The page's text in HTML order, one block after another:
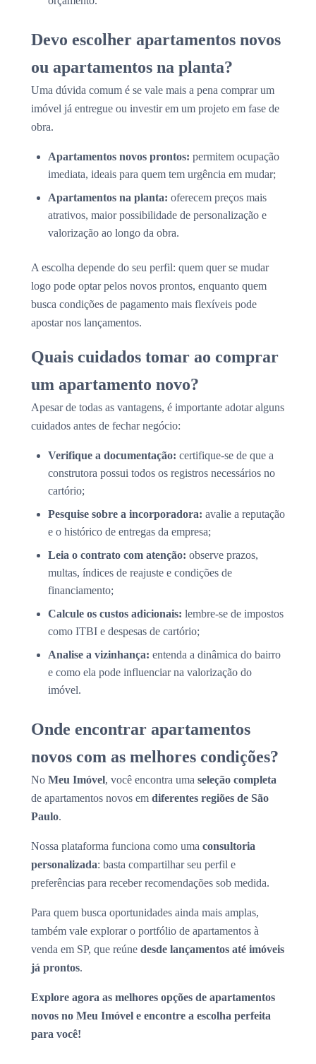
Devo escolher apartamentos novos
ou apartamentos na planta?
Uma dúvida comum é se vale mais a pena comprar um
imóvel já entregue ou investir em um projeto em fase de
obra.
Apartamentos novos prontos: permitem ocupação
imediata, ideais para quem tem urgência em mudar;
Apartamentos na planta: oferecem preços mais
atrativos, maior possibilidade de personalização e
valorização ao longo da obra.
A escolha depende do seu perfil: quem quer se mudar
logo pode optar pelos novos prontos, enquanto quem
busca condições de pagamento mais flexíveis pode
apostar nos lançamentos.
Quais cuidados tomar ao comprar
um apartamento novo?
Apesar de todas as vantagens, é importante adotar alguns
cuidados antes de fechar negócio:
Verifique a documentação: certifique-se de que a
construtora possui todos os registros necessários no
cartório;
Pesquise sobre a incorporadora: avalie a reputação
e o histórico de entregas da empresa;
Leia o contrato com atenção: observe prazos,
multas, índices de reajuste e condições de
financiamento;
Calcule os custos adicionais: lembre-se de impostos
como ITBI e despesas de cartório;
Analise a vizinhança: entenda a dinâmica do bairro
e como ela pode influenciar na valorização do
imóvel.
Onde encontrar apartamentos
novos com as melhores condições?
No Meu Imóvel, você encontra uma seleção completa
de apartamentos novos em diferentes regiões de São
Paulo.
Nossa plataforma funciona como uma consultoria
personalizada: basta compartilhar seu perfil e
preferências para receber recomendações sob medida.
Para quem busca oportunidades ainda mais amplas,
também vale explorar o portfólio de apartamentos à
venda em SP, que reúne desde lançamentos até imóveis
já prontos.
Explore agora as melhores opções de apartamentos
novos no Meu Imóvel e encontre a escolha perfeita
para você!